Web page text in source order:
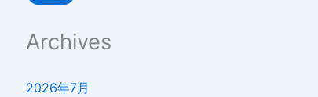
Archives
2026年7月